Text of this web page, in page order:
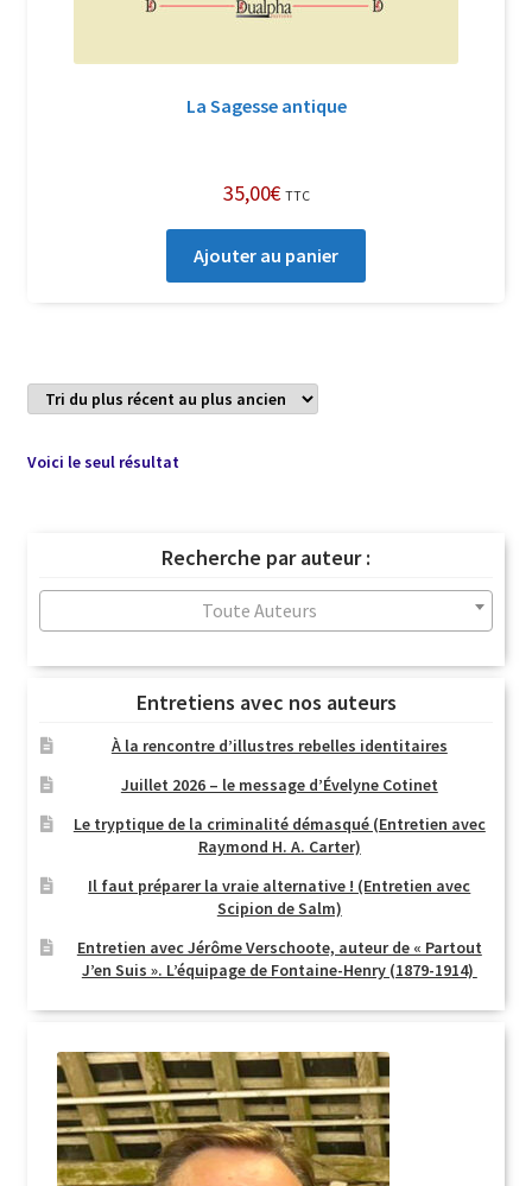
La Sagesse antique
35,00€ TTC
Ajouter au panier
Voici le seul résultat
Recherche par auteur :
Toute Auteurs
Entretiens avec nos auteurs
À la rencontre d’illustres rebelles identitaires
Juillet 2026 – le message d’Évelyne Cotinet
Le tryptique de la criminalité démasqué (Entretien avec
Raymond H. A. Carter)
Il faut préparer la vraie alternative ! (Entretien avec
Scipion de Salm)
Entretien avec Jérôme Verschoote, auteur de « Partout
J’en Suis ». L’équipage de Fontaine-Henry (1879-1914)